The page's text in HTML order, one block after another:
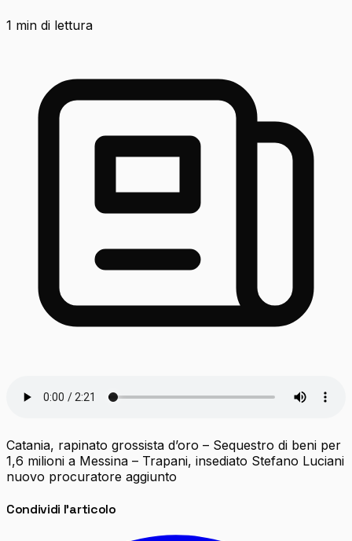
1 min di lettura
Catania, rapinato grossista d’oro – Sequestro di beni per
1,6 milioni a Messina – Trapani, insediato Stefano Luciani
nuovo procuratore aggiunto
Condividi l'articolo